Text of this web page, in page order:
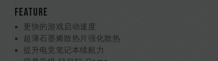
FEATURE
更快的游戏启动速度
超薄石墨烯散热片强化散热
提升电竞笔记本续航力